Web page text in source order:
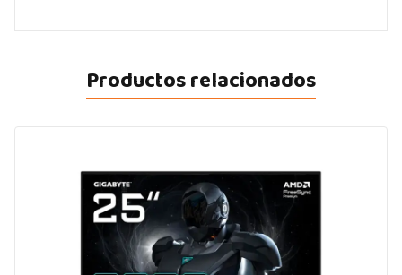
Productos relacionados